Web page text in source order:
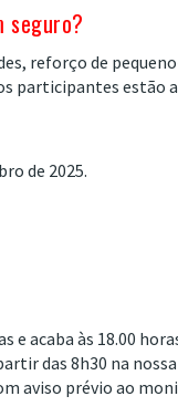
seguro?
reforço de
participantes estão
de 2025.
e acaba às 18.00
das 8h30 na nossa
aviso prévio ao